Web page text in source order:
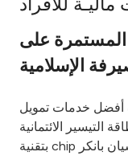
Tools &
After Sales
المستمرة على
الإسلامية
أفضل خدمات تمويل
الائتمانية
بتقنية chip في احتفال مجلة آسيان بانكر Asian Banker